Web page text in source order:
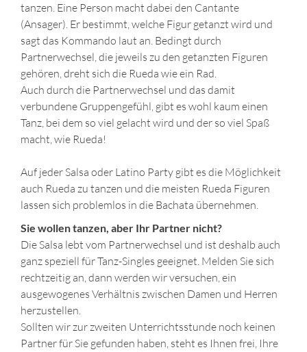
tanzen. Eine Person macht dabei den Cantante
(Ansager). Er bestimmt, welche Figur getanzt wird und
sagt das Kommando laut an. Bedingt durch
Partnerwechsel, die jeweils zu den getanzten Figuren
gehören, dreht sich die Rueda wie ein Rad.
Auch durch die Partnerwechsel und das damit
verbundene Gruppengefühl, gibt es wohl kaum einen
Tanz, bei dem so viel gelacht wird und der so viel Spaß
macht, wie Rueda!
Auf jeder Salsa oder Latino Party gibt es die Möglichkeit
auch Rueda zu tanzen und die meisten Rueda Figuren
lassen sich problemlos in die Bachata übernehmen.
Sie wollen tanzen, aber Ihr Partner nicht?
Die Salsa lebt vom Partnerwechsel und ist deshalb auch
ganz speziell für Tanz-Singles geeignet. Melden Sie sich
rechtzeitig an, dann werden wir versuchen, ein
ausgewogenes Verhältnis zwischen Damen und Herren
herzustellen.
Sollten wir zur zweiten Unterrichtsstunde noch keinen
Partner für Sie gefunden haben, steht es Ihnen frei, Ihre